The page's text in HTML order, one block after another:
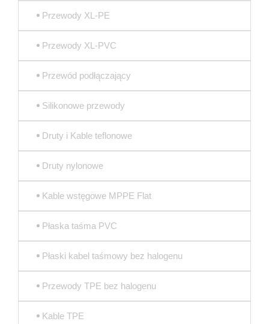
Przewody XL-PE
Przewody XL-PVC
Przewód podłączający
Silikonowe przewody
Druty i Kable teflonowe
Druty nylonowe
Kable wstęgowe MPPE Flat
Płaska taśma PVC
Płaski kabel taśmowy bez halogenu
Przewody TPE bez halogenu
Kable TPE